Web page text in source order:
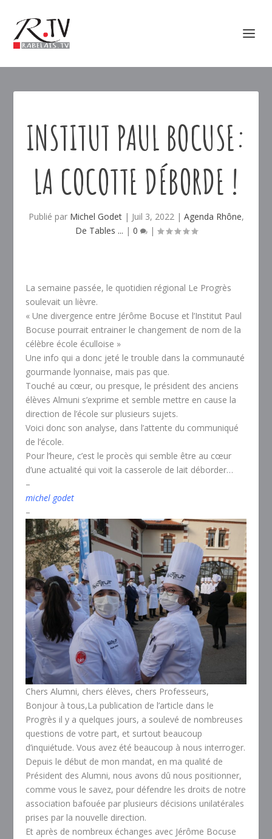
INSTITUT PAUL BOCUSE:
LA COCOTTE DÉBORDE !
Publié par Michel Godet| Juil 3, 2022| Agenda Rhône,
De Tables ... | 0 |
La semaine passée, le quotidien régional Le Progrès
soulevait un lièvre.
« Une divergence entre Jérôme Bocuse et l’Institut Paul
Bocuse pourrait entrainer le changement de nom de la
célèbre école éculloise »
Une info qui a donc jeté le trouble dans la communauté
gourmande lyonnaise, mais pas que.
Touché au cœur, ou presque, le président des anciens
élèves Almuni s’exprime et semble mettre en cause la
direction de l’école sur plusieurs sujets.
Voici donc son analyse, dans l’attente du communiqué
de l’école.
Pour l’heure, c’est le procès qui semble être au cœur
d’une actualité qui voit la casserole de lait déborder…
–
michel godet
–
Chers Alumni, chers élèves, chers Professeurs,
Bonjour à tous,La publication de l’article dans le
Progrès il y a quelques jours, a soulevé de nombreuses
questions de votre part, et surtout beaucoup
d’inquiétude. Vous avez été beaucoup à nous interroger.
Depuis le début de mon mandat, en ma qualité de
Président des Alumni, nous avons dû nous positionner,
comme vous le savez, pour défendre les droits de notre
association bafouée par plusieurs décisions unilatérales
prises par la nouvelle direction.
Et après de nombreux échanges avec Jérôme Bocuse